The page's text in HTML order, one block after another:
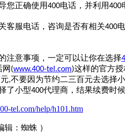
您正确使用400电话，并利用400
客服电话，咨询是否有相关400
注意事项，一定可以让你在选择
网 (www.400-tel.com)这样的官方
,不要因为节约二三百元去选择
了小型400代理商，结果续费时
tel.com/help/h101.htm
辑：蜘蛛 ）